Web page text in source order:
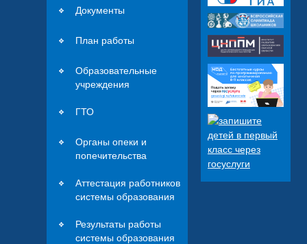
Документы
План работы
Образовательные
учреждения
ГТО
Органы опеки и
попечительства
Аттестация работников
системы образования
Результаты работы
системы образования